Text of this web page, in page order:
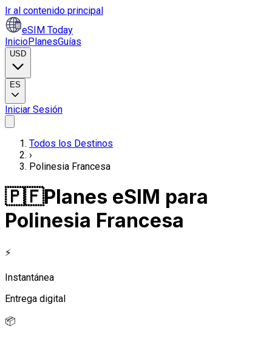
Ir al contenido principal
eSIM Today
InicioPlanesGuías
USD
ES
Iniciar Sesión
Todos los Destinos
›
Polinesia Francesa
🇵🇫Planes eSIM para
Polinesia Francesa
⚡
Instantánea
Entrega digital
📦